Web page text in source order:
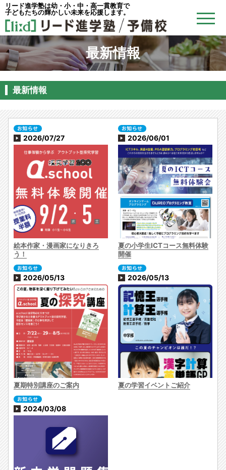
リード進学塾は幼・小・中・高一貫教育で
子どもたちの輝かしい未来を応援します。
最新情報
最新情報
2026/07/27
絵本作家・漫画家になりきろ
う！
2026/06/01
夏の小学生ICTコース無料体験
開催
2026/05/13
夏期特別講座のご案内
2026/05/13
夏の学習イベントご紹介
2024/03/08